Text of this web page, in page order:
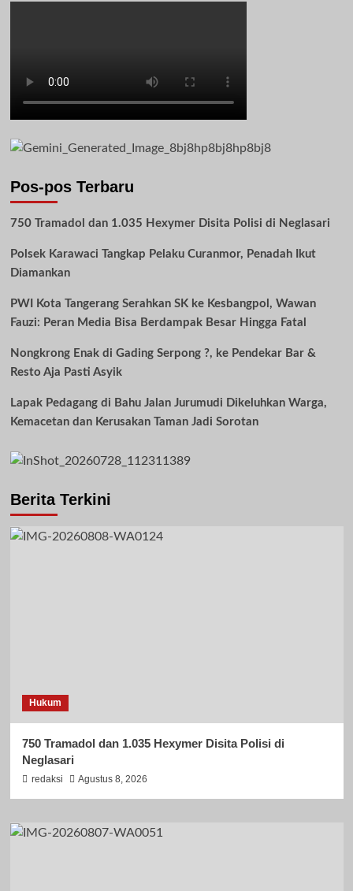
Pos-pos Terbaru
750 Tramadol dan 1.035 Hexymer Disita Polisi di Neglasari
Polsek Karawaci Tangkap Pelaku Curanmor, Penadah Ikut
Diamankan
PWI Kota Tangerang Serahkan SK ke Kesbangpol, Wawan
Fauzi: Peran Media Bisa Berdampak Besar Hingga Fatal
Nongkrong Enak di Gading Serpong ?, ke Pendekar Bar &
Resto Aja Pasti Asyik
Lapak Pedagang di Bahu Jalan Jurumudi Dikeluhkan Warga,
Kemacetan dan Kerusakan Taman Jadi Sorotan
Berita Terkini
Hukum
750 Tramadol dan 1.035 Hexymer Disita Polisi di
Neglasari
redaksi Agustus 8, 2026